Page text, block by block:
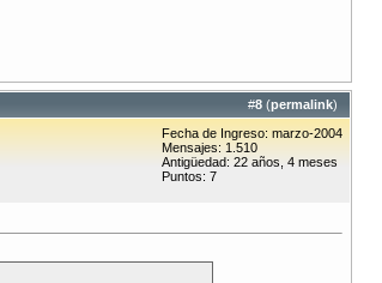
#8 (permalink)
Fecha de Ingreso: marzo-2004
Mensajes: 1.510
Antigüedad: 22 años, 4 meses
Puntos: 7